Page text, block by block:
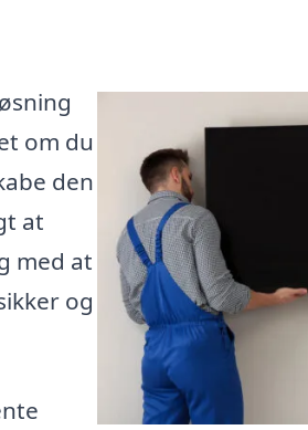
om du
den
at
med at
og